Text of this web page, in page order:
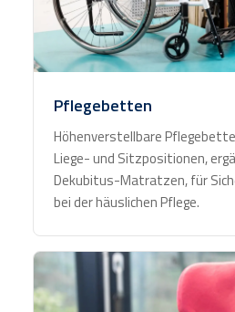
Pflegebetten
Höhenverstellbare
Liege- und Sitzpositionen,
Dekubitus-Matratzen, für
bei der häuslichen Pflege.